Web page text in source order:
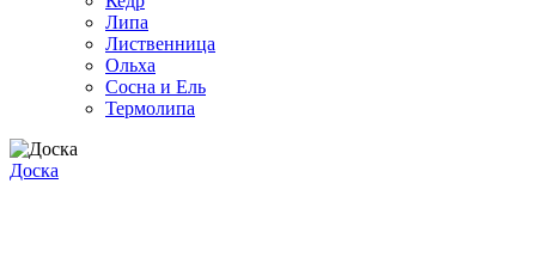
Липа
Лиственница
Ольха
Сосна и Ель
Термолипа
Доска